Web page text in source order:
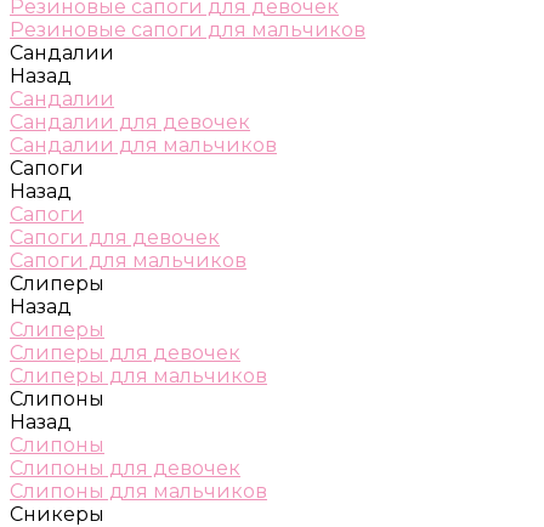
Резиновые сапоги для девочек
Резиновые сапоги для мальчиков
Сандалии
Назад
Сандалии
Сандалии для девочек
Сандалии для мальчиков
Сапоги
Назад
Сапоги
Сапоги для девочек
Сапоги для мальчиков
Слиперы
Назад
Слиперы
Слиперы для девочек
Слиперы для мальчиков
Слипоны
Назад
Слипоны
Слипоны для девочек
Слипоны для мальчиков
Сникеры